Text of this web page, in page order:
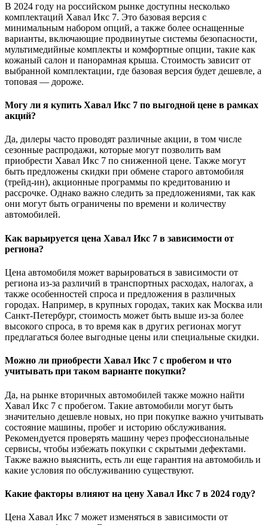
В 2024 году на российском рынке доступны несколько
комплектаций Хавал Икс 7. Это базовая версия с
минимальным набором опций, а также более оснащенные
варианты, включающие продвинутые системы безопасности,
мультимедийные комплекты и комфортные опции, такие как
кожаный салон и панорамная крыша. Стоимость зависит от
выбранной комплектации, где базовая версия будет дешевле, а
топовая — дороже.
Могу ли я купить Хавал Икс 7 по выгодной цене в рамках
акций?
Да, дилеры часто проводят различные акции, в том числе
сезонные распродажи, которые могут позволить вам
приобрести Хавал Икс 7 по сниженной цене. Также могут
быть предложены скидки при обмене старого автомобиля
(трейд-ин), акционные программы по кредитованию и
рассрочке. Однако важно следить за предложениями, так как
они могут быть ограничены по времени и количеству
автомобилей.
Как варьируется цена Хавал Икс 7 в зависимости от
региона?
Цена автомобиля может варьироваться в зависимости от
региона из-за различий в транспортных расходах, налогах, а
также особенностей спроса и предложения в различных
городах. Например, в крупных городах, таких как Москва или
Санкт-Петербург, стоимость может быть выше из-за более
высокого спроса, в то время как в других регионах могут
предлагаться более выгодные цены или специальные скидки.
Можно ли приобрести Хавал Икс 7 с пробегом и что
учитывать при таком варианте покупки?
Да, на рынке вторичных автомобилей также можно найти
Хавал Икс 7 с пробегом. Такие автомобили могут быть
значительно дешевле новых, но при покупке важно учитывать
состояние машины, пробег и историю обслуживания.
Рекомендуется проверять машину через профессиональные
сервисы, чтобы избежать покупки с скрытыми дефектами.
Также важно выяснить, есть ли еще гарантия на автомобиль и
какие условия по обслуживанию существуют.
Какие факторы влияют на цену Хавал Икс 7 в 2024 году?
Цена Хавал Икс 7 может изменяться в зависимости от